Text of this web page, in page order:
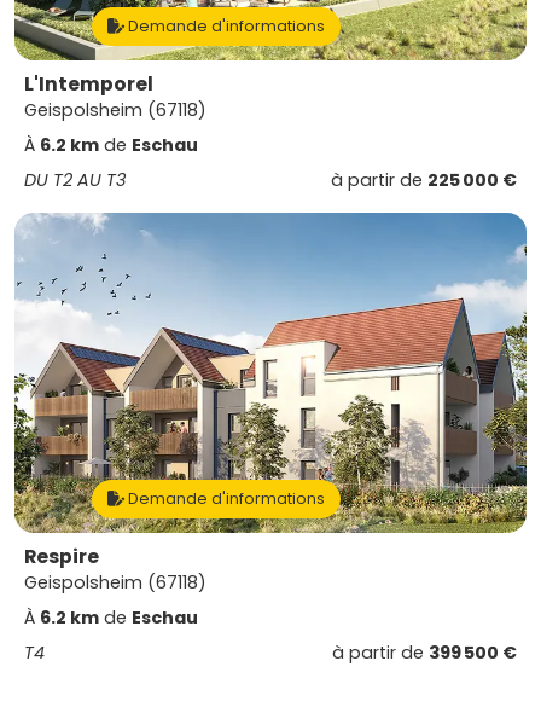
Demande d'informations
L'Intemporel
Geispolsheim (67118)
À 6.2 km de Eschau
DU T2 AU T3
à partir de 225 000 €
Demande d'informations
Respire
Geispolsheim (67118)
À 6.2 km de Eschau
T4
à partir de 399 500 €